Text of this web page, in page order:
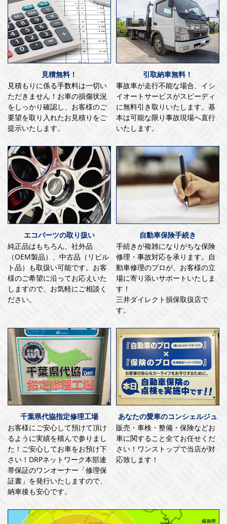
見積無料！
見積もりに係る手数料は一切い
ただきません！お車の損傷状況
をしっかり確認し、お客様のご
要望を取り入れたお見積りをご
提示いたします。
引取納車無料！
事故車が走行不能な場合、イシ
イオートサービスがスピーディ
に無料引き取りいたします。基
本は可能な限り事故現場へ直行
いたします。
エコパーツの取り扱い
純正品はもちろん、社外品
（OEM製品）、中古品（リビル
ト品）も取扱い可能です。お客
様のご希望に沿ってお応えいた
しますので、お気軽にご相談く
ださい。
自動車保険手続き
手続きが複雑になりがちな保険
修理・事故対応を承ります。自
動車修理のプロが、お客様の立
場に寄り添いサポートいたしま
す！
三井ダイレクト損保取扱店で
す。
千葉県代協指定修理工場
お客様にご安心して預けて頂け
るように実績を積んで参りまし
た！ご安心してお車をお預け下
さい！DRPネットワーク本部連
帯保証のワンオーナー「修理保
証書」を発行いたしますので、
納車後も安心です。
あなたの愛車のコンシェルジュ
販売・車検・整備・保険などお
車に関すること全てお任せくだ
さい！ワンストップで当店が対
応致します！